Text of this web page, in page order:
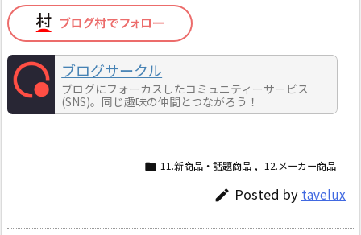
ブログサークル
ブログにフォーカスしたコミュニティーサービス
(SNS)。同じ趣味の仲間とつながろう！
 11.新商品・話題商品 , 12.メーカー商品
 Posted by tavelux